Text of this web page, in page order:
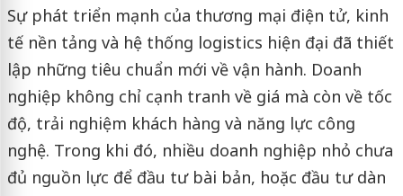
Sự phát triển mạnh của thương mại điện tử, kinh
tế nền tảng và hệ thống logistics hiện đại đã thiết
lập những tiêu chuẩn mới về vận hành. Doanh
nghiệp không chỉ cạnh tranh về giá mà còn về tốc
độ, trải nghiệm khách hàng và năng lực công
nghệ. Trong khi đó, nhiều doanh nghiệp nhỏ chưa
đủ nguồn lực để đầu tư bài bản, hoặc đầu tư dàn